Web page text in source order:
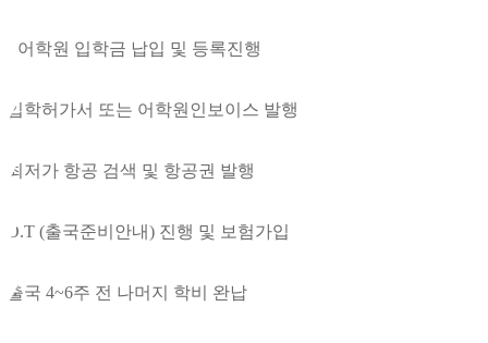
어학원 입학금 납입 및 등록진행
입학허가서 또는 어학원인보이스 발행
최저가 항공 검색 및 항공권 발행
O.T (출국준비안내) 진행 및 보험가입
출국 4~6주 전 나머지 학비 완납